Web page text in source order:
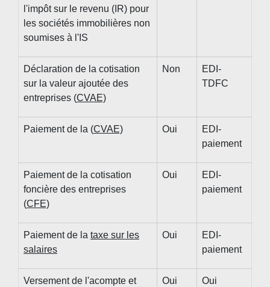
l'impôt sur le revenu (IR) pour
les sociétés immobilières non
soumises à l'IS
Déclaration de la cotisation
sur la valeur ajoutée des
entreprises (CVAE)
Non
EDI-
TDFC
Paiement de la (CVAE) Oui
EDI-
paiement
Paiement de la cotisation
foncière des entreprises
(CFE)
Oui
EDI-
paiement
Paiement de la taxe sur les
salaires
Oui
EDI-
paiement
Versement de l'acompte et
Oui Oui